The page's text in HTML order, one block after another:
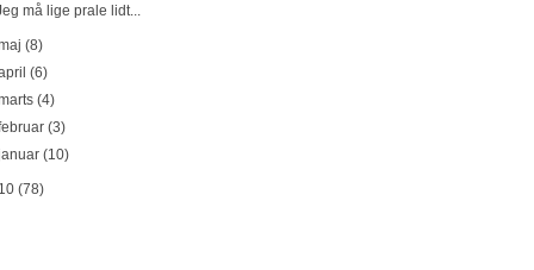
må lige prale lidt...
(8)
(6)
(4)
(3)
(10)
(78)